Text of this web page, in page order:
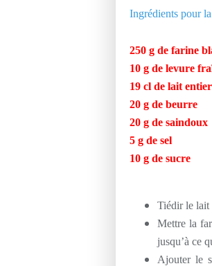
Ingrédients pour
250 g de farine
10 g de levure
19 cl de lait entier
20 g de beurre
20 g de saindoux
5 g de sel
10 g de sucre
Tiédir le lait
Mettre la
jusqu’à ce
Ajouter le